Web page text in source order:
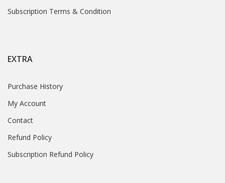
Subscription Terms & Condition
EXTRA
Purchase History
My Account
Contact
Refund Policy
Subscription Refund Policy